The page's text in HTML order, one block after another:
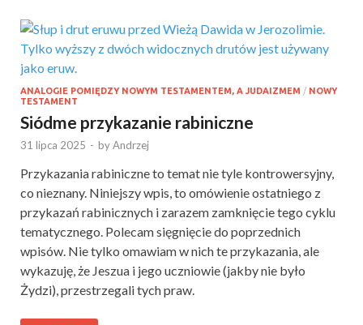
ANALOGIE POMIĘDZY NOWYM TESTAMENTEM, A JUDAIZMEM / NOWY
TESTAMENT
Siódme przykazanie rabiniczne
31 lipca 2025 - byAndrzej
Przykazania rabiniczne to temat nie tyle kontrowersyjny,
co nieznany. Niniejszy wpis, to omówienie ostatniego z
przykazań rabinicznych i zarazem zamknięcie tego cyklu
tematycznego. Polecam sięgnięcie do poprzednich
wpisów. Nie tylko omawiam w nich te przykazania, ale
wykazuję, że Jeszua i jego uczniowie (jakby nie było
Żydzi), przestrzegali tych praw.